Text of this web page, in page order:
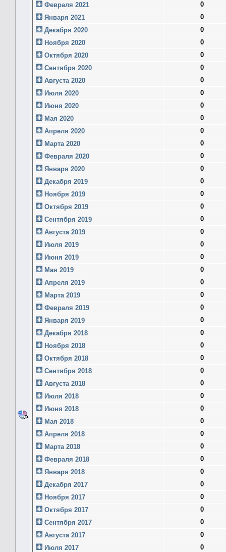
Февраля 2021
0
Января 2021
0
Декабря 2020
0
Ноября 2020
0
Октября 2020
0
Сентября 2020
0
Августа 2020
0
Июля 2020
0
Июня 2020
0
Мая 2020
0
Апреля 2020
0
Марта 2020
0
Февраля 2020
0
Января 2020
0
Декабря 2019
0
Ноября 2019
0
Октября 2019
0
Сентября 2019
0
Августа 2019
0
Июля 2019
0
Июня 2019
0
Мая 2019
0
Апреля 2019
0
Марта 2019
0
Февраля 2019
0
Января 2019
0
Декабря 2018
0
Ноября 2018
0
Октября 2018
0
Сентября 2018
0
Августа 2018
0
Июля 2018
0
Июня 2018
0
Мая 2018
0
Апреля 2018
0
Марта 2018
0
Февраля 2018
0
Января 2018
0
Декабря 2017
0
Ноября 2017
0
Октября 2017
0
Сентября 2017
0
Августа 2017
0
Июля 2017
0